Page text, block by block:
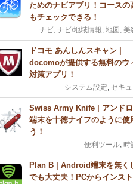
ためのナビアプリ！コースの
もチェックできる！
ナビ, ナビ/地域情報, 地図 , 美
ドコモ あんしんスキャン |
docomoが提供する無料のウ
対策アプリ！
システム設定, セキ
Swiss Army Knife | アンド
端末を十徳ナイフのように使
う！
便利ツール, 時
Plan B | Android端末を無く
でも大丈夫！PCからインス